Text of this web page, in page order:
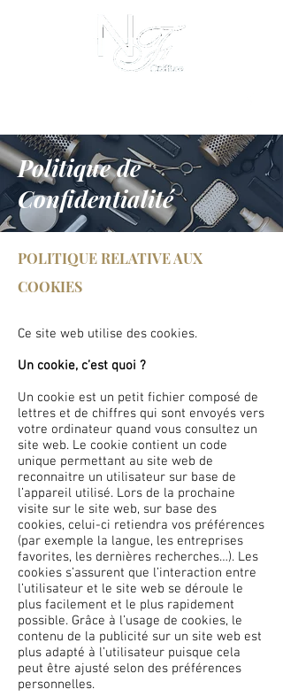
Politique de
Confidentialité
POLITIQUE RELATIVE AUX
COOKIES
Ce site web utilise des cookies.
Un cookie, c’est quoi ?
Un cookie est un petit fichier composé de
lettres et de chiffres qui sont envoyés vers
votre ordinateur quand vous consultez un
site web. Le cookie contient un code
unique permettant au site web de
reconnaitre un utilisateur sur base de
l’appareil utilisé. Lors de la prochaine
visite sur le site web, sur base des
cookies, celui-ci retiendra vos préférences
(par exemple la langue, les entreprises
favorites, les dernières recherches…). Les
cookies s’assurent que l’interaction entre
l’utilisateur et le site web se déroule le
plus facilement et le plus rapidement
possible. Grâce à l’usage de cookies, le
contenu de la publicité sur un site web est
plus adapté à l’utilisateur puisque cela
peut être ajusté selon des préférences
personnelles.